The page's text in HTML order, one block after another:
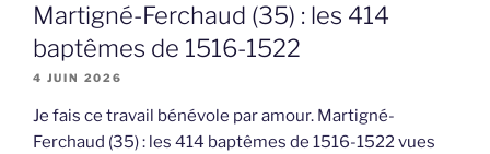
Martigné-Ferchaud (35) : les 414
baptêmes de 1516-1522
4 JUIN 2026
Je fais ce travail bénévole par amour. Martigné-
Ferchaud (35) : les 414 baptêmes de 1516-1522 vues